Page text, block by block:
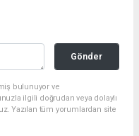
Gönder
bulunuyor ve
ilgili doğrudan veya dolaylı
Yazılan tüm yorumlardan site